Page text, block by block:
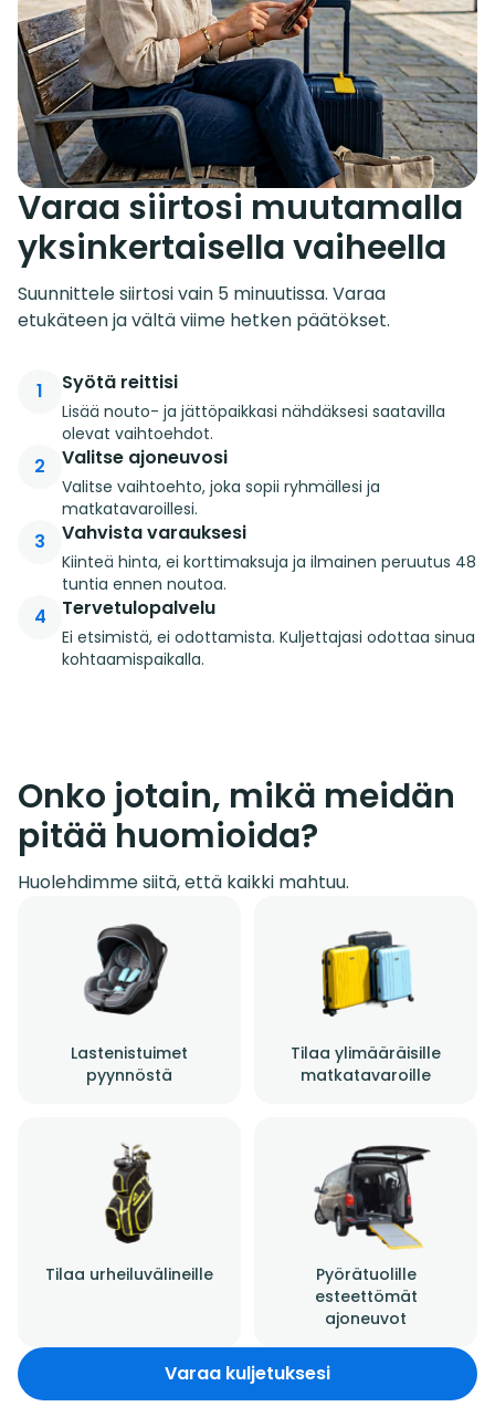
Varaa siirtosi muutamalla
yksinkertaisella vaiheella
Suunnittele siirtosi vain 5 minuutissa. Varaa
etukäteen ja vältä viime hetken päätökset.
1 Syötä reittisi
Lisää nouto- ja jättöpaikkasi nähdäksesi saatavilla
olevat vaihtoehdot.
2 Valitse ajoneuvosi
Valitse vaihtoehto, joka sopii ryhmällesi ja
matkatavaroillesi.
3 Vahvista varauksesi
Kiinteä hinta, ei korttimaksuja ja ilmainen peruutus 48
tuntia ennen noutoa.
4 Tervetulopalvelu
Ei etsimistä, ei odottamista. Kuljettajasi odottaa sinua
kohtaamispaikalla.
Onko jotain, mikä meidän
pitää huomioida?
Huolehdimme siitä, että kaikki mahtuu.
Lastenistuimet
pyynnöstä
Tilaa ylimääräisille
matkatavaroille
Tilaa urheiluvälineille
Pyörätuolille
esteettömät
ajoneuvot
Varaa kuljetuksesi